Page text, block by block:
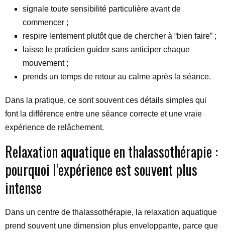
signale toute sensibilité particulière avant de
commencer ;
respire lentement plutôt que de chercher à “bien faire” ;
laisse le praticien guider sans anticiper chaque
mouvement ;
prends un temps de retour au calme après la séance.
Dans la pratique, ce sont souvent ces détails simples qui
font la différence entre une séance correcte et une vraie
expérience de relâchement.
Relaxation aquatique en thalassothérapie :
pourquoi l’expérience est souvent plus
intense
Dans un centre de thalassothérapie, la relaxation aquatique
prend souvent une dimension plus enveloppante, parce que